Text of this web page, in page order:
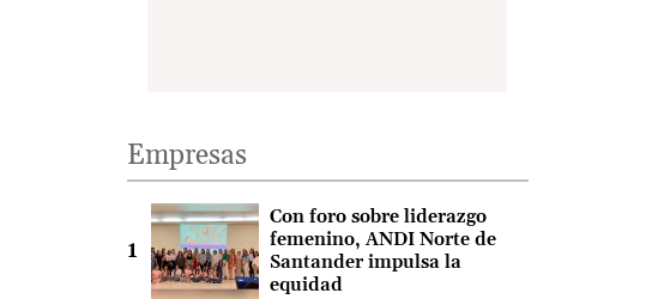
Empresas
Con foro sobre liderazgo
femenino, ANDI Norte de
Santander impulsa la
equidad